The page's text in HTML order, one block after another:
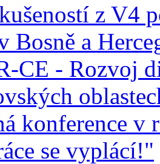
z V4
Bosně a
CE - Rozvoj
konference v
se vyplácí!"